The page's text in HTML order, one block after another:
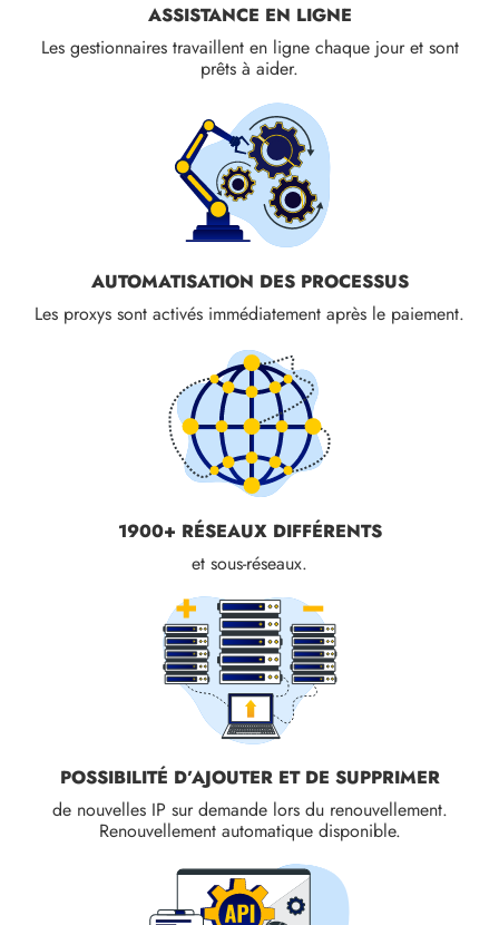
ASSISTANCE EN LIGNE
Les gestionnaires travaillent en ligne chaque jour et sont
prêts à aider.
AUTOMATISATION DES PROCESSUS
Les proxys sont activés immédiatement après le paiement.
1900+ RÉSEAUX DIFFÉRENTS
et sous-réseaux.
POSSIBILITÉ D’AJOUTER ET DE SUPPRIMER
de nouvelles IP sur demande lors du renouvellement.
Renouvellement automatique disponible.